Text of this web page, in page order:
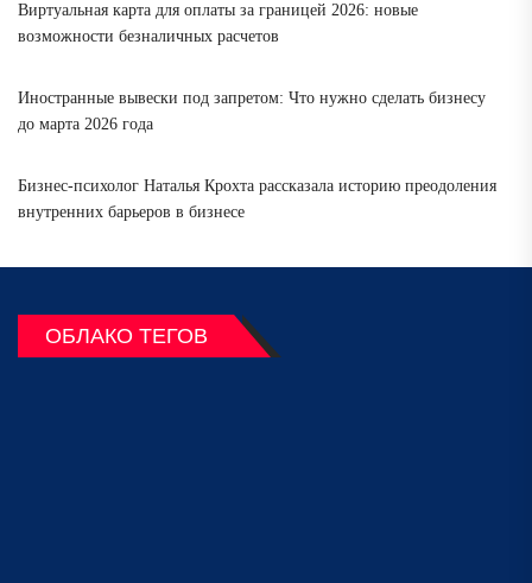
Виртуальная карта для оплаты за границей 2026: новые
возможности безналичных расчетов
Иностранные вывески под запретом: Что нужно сделать бизнесу
до марта 2026 года
Бизнес-психолог Наталья Крохта рассказала историю преодоления
внутренних барьеров в бизнесе
ОБЛАКО ТЕГОВ